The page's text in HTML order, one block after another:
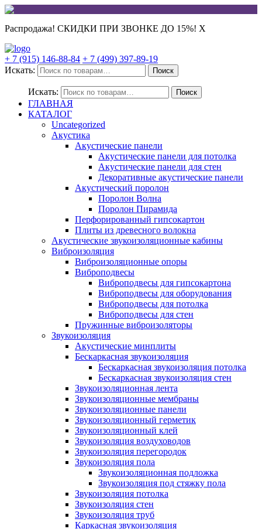
Распродажа! СКИДКИ ПРИ ЗВОНКЕ ДО 15%! X
+ 7 (915) 146-88-84 + 7 (499) 397-89-19
Искать:
Поиск
Искать: Поиск
ГЛАВНАЯ
КАТАЛОГ
Uncategorized
Акустика
Акустические панели
Акустические панели для потолка
Акустические панели для стен
Декоративные акустические панели
Акустический поролон
Поролон Волна
Поролон Пирамида
Перфорированный гипсокартон
Плиты из древесного волокна
Акустические звукоизоляционные кабины
Виброизоляция
Виброизоляционные опоры
Виброподвесы
Виброподвесы для гипсокартона
Виброподвесы для оборудования
Виброподвесы для потолка
Виброподвесы для стен
Пружинные виброизоляторы
Звукоизоляция
Акустические минплиты
Бескаркасная звукоизоляция
Бескаркасная звукоизоляция потолка
Бескаркасная звукоизоляция стен
Звукоизоляционная лента
Звукоизоляционные мембраны
Звукоизоляционные панели
Звукоизоляционный герметик
Звукоизоляционный клей
Звукоизоляция воздуховодов
Звукоизоляция перегородок
Звукоизоляция пола
Звукоизоляционная подложка
Звукоизоляция под стяжку пола
Звукоизоляция потолка
Звукоизоляция стен
Звукоизоляция труб
Каркасная звукоизоляция